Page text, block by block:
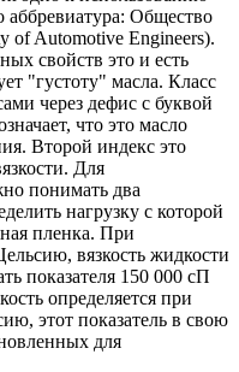
аббревиатура: Общество
of Automotive Engineers).
свойств это и есть
"густоту" масла. Класс
через дефис с буквой
что это масло
Второй индекс это
Для
понимать два
нагрузку с которой
пленка. При
вязкость жидкости
показателя 150 000 сП
определяется при
этот показатель в свою
для